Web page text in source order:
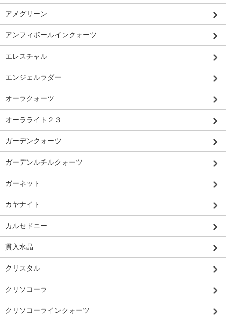
アメグリーン
アンフィボールインクォーツ
エレスチャル
エンジェルラダー
オーラクォーツ
オーラライト２３
ガーデンクォーツ
ガーデンルチルクォーツ
ガーネット
カヤナイト
カルセドニー
貫入水晶
クリスタル
クリソコーラ
クリソコーラインクォーツ